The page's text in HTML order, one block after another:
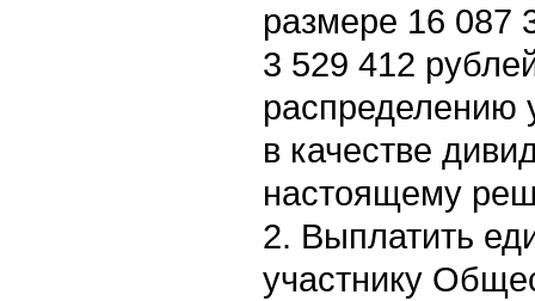
размере 16 087
3 529 412
распределению
в качестве
настоящему
2. Выплатить
участнику